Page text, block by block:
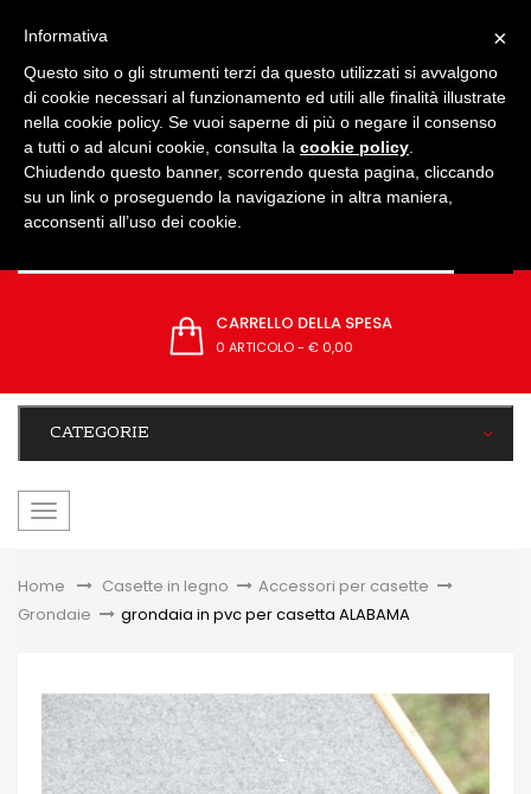
CARRELLO DELLA SPESA
0 ARTICOLO- € 0,00
CATEGORIE
navigazione
Home &gt;Casette in legno > Accessori per casette >
Grondaie > grondaia in pvc per casetta ALABAMA
×
Informativa
Questo sito o gli strumenti terzi da questo utilizzati si avvalgono
di cookie necessari al funzionamento ed utili alle finalità illustrate
nella cookie policy. Se vuoi saperne di più o negare il consenso
a tutti o ad alcuni cookie, consulta la cookie policy
Chiudendo questo banner, scorrendo questa pagina, cliccando
su un link o proseguendo la navigazione in altra maniera,
acconsenti all’uso dei cookie.